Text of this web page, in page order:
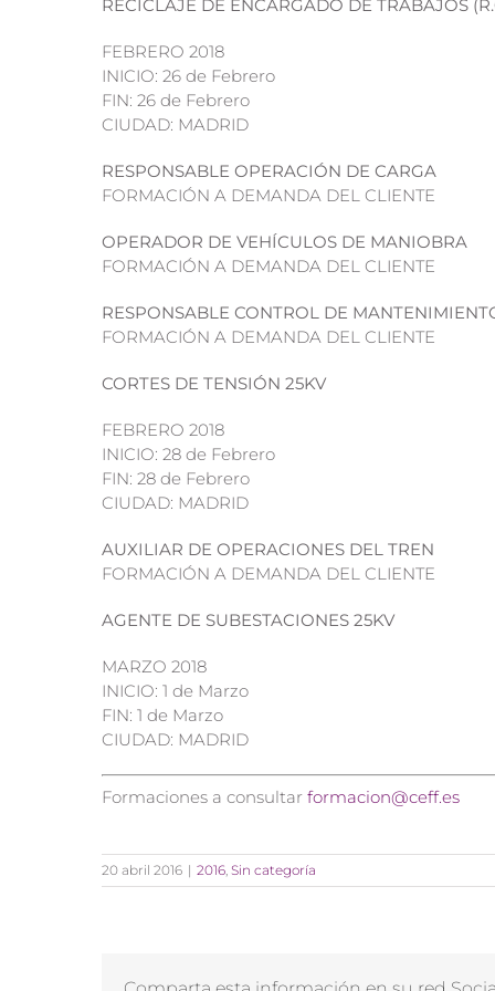
RECICLAJE DE ENCARGADO DE TRABAJOS
FEBRERO 2018
INICIO: 26 de Febrero
FIN: 26 de Febrero
CIUDAD: MADRID
RESPONSABLE OPERACIÓN DE CARGA
FORMACIÓN A DEMANDA DEL CLIENTE
OPERADOR DE VEHÍCULOS DE MANIOBRA
FORMACIÓN A DEMANDA DEL CLIENTE
RESPONSABLE CONTROL DE
FORMACIÓN A DEMANDA DEL CLIENTE
CORTES DE TENSIÓN 25KV
FEBRERO 2018
INICIO: 28 de Febrero
FIN: 28 de Febrero
CIUDAD: MADRID
AUXILIAR DE OPERACIONES DEL TREN
FORMACIÓN A DEMANDA DEL CLIENTE
AGENTE DE SUBESTACIONES 25KV
MARZO 2018
INICIO: 1 de Marzo
FIN: 1 de Marzo
CIUDAD: MADRID
Formaciones a consultar formacion@ceff.es
20 abril 2016 | 2016 Sin categoría